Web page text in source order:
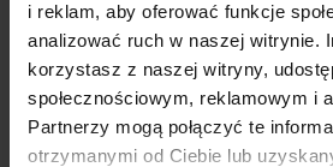
i reklam, aby oferować funkcje
analizować ruch w naszej witrynie.
korzystasz z naszej witryny,
społecznościowym, reklamowym i
Partnerzy mogą połączyć te
otrzymanymi od Ciebie lub